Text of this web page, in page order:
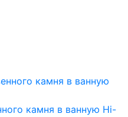
камня в ванную Hi-